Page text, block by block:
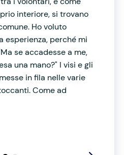
interiore, si trovano
Ho voluto
esperienza, perché mi
se accadesse a me,
una mano?" I visi e gli
in fila nelle varie
Come ad